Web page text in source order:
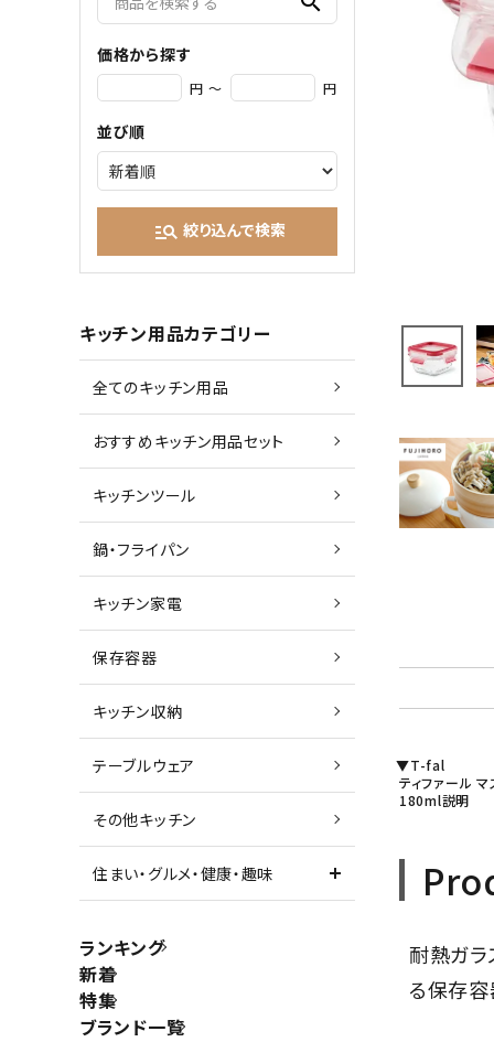
価格から探す
円 ～ 円
並び順
manage_search 絞り込んで検索
キッチン用品カテゴリー
全てのキッチン用品
おすすめキッチン用品セット
キッチンツール
鍋・フライパン
キッチン家電
保存容器
キッチン収納
テーブルウェア
その他キッチン
住まい・グルメ・健康・趣味
ランキング
新着
特集
ブランド一覧
▼T-fal
ティファール
180ml説
耐熱ガラ
る保存容